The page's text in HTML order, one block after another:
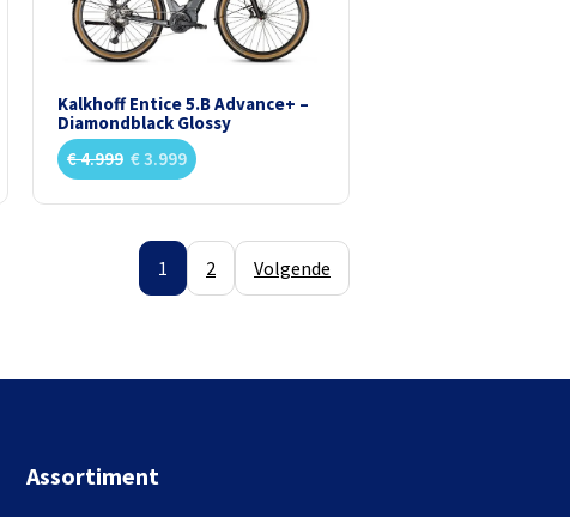
Kalkhoff Entice 5.B Advance+ –
Diamondblack Glossy
€4.999 €3.999
1 2 Volgende
Assortiment